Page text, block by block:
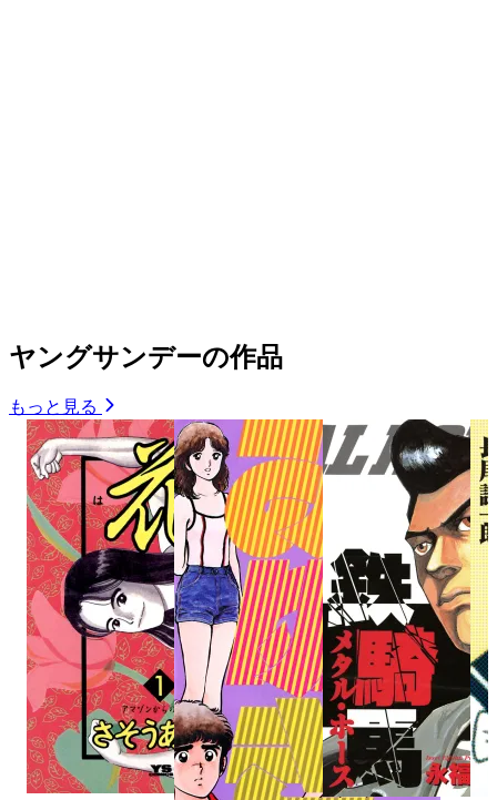
ヤングサンデーの作品
もっと見る